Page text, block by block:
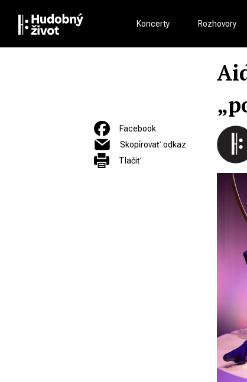
Koncerty Rozhovory
Facebook
Skopírovať odkaz
Tlačiť